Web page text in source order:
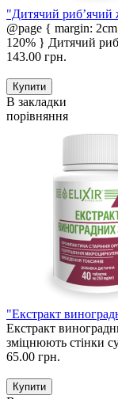
"Дитячий
@page { margin:
120% } Дитячий
143.00 грн.
В закладки
порівняння
"Екстракт
Екстракт
зміцнюють стінки
65.00 грн.